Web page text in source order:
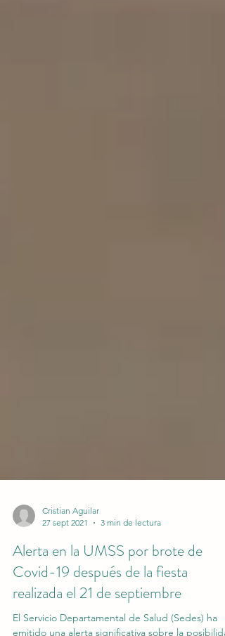
27 sept 2021
3 min de lectura
Alerta en la UMSS por brote de
Covid-19 después de la fiesta
realizada el 21 de septiembre